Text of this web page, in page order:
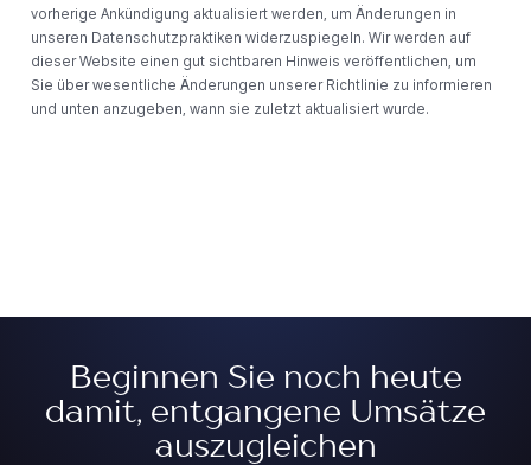
vorherige Ankündigung aktualisiert werden, um Änderungen in
unseren Datenschutzpraktiken widerzuspiegeln. Wir werden auf
dieser Website einen gut sichtbaren Hinweis veröffentlichen, um
Sie über wesentliche Änderungen unserer Richtlinie zu informieren
und unten anzugeben, wann sie zuletzt aktualisiert wurde.
Beginnen Sie noch heute
damit, entgangene Umsätze
auszugleichen